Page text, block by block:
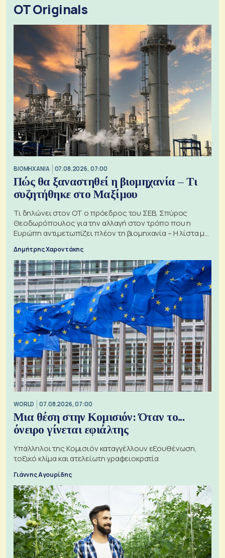
OT Originals
ΒΙΟΜΗΧΑΝΙΑ 07.08.2026, 07:00
Πώς θα ξαναστηθεί η βιομηχανία – Τι
συζητήθηκε στο Μαξίμου
Τι δηλώνει στον ΟΤ ο πρόεδρος του ΣΕΒ, Σπύρος
Θεοδωρόπουλος για την αλλαγή στον τρόπο που η
Ευρώπη αντιμετωπίζει πλέον τη βιομηχανία – Η λίστα με
Δημήτρης Χαροντάκης
WORLD 07.08.2026, 07:00
Μια θέση στην Κομισιόν: Όταν το...
όνειρο γίνεται εφιάλτης
Υπάλληλοι της Κομισιόν καταγγέλλουν εξουθένωση,
τοξικό κλίμα και ατελείωτη γραφειοκρατία
Γιάννης Αγουρίδης